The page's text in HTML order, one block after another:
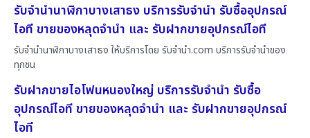
รับจำนำนาฬิกาบางเสาธง บริการรับจำนำ รับซื้ออุปกรณ์
ไอที ขายของหลุดจำนำ และ รับฝากขายอุปกรณ์ไอที
รับจำนำนาฬิกาบางเสาธง ให้บริการโดย รับจํานํา.com บริการรับจำนำของ
ทุกชน
รับฝากขายไอโฟนหนองใหญ่ บริการรับจำนำ รับซื้อ
อุปกรณ์ไอที ขายของหลุดจำนำ และ รับฝากขายอุปกรณ์
ไอที